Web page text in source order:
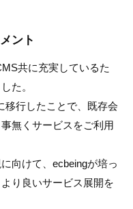
ント
共に充実しているた
た。
移行したことで、既存会
無くサービスをご利用
向けて、ecbeingが培っ
り良いサービス展開を